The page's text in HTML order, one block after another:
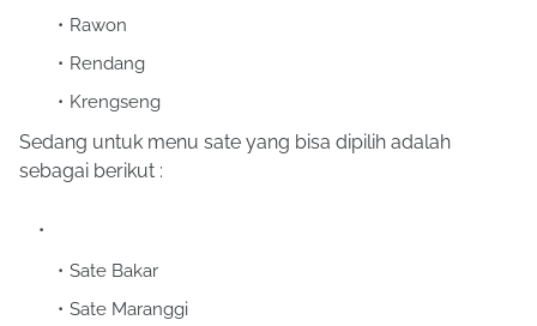
Rawon
Rendang
Krengseng
Sedang untuk menu sate yang bisa dipilih adalah
sebagai berikut :
Sate Bakar
Sate Maranggi